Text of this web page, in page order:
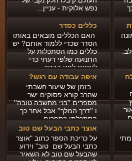
מעגל השנה
פינת הלכה
העומר
חסד
תפארת
נצח
יסוד
נפש אלוקית - עניין...
כללים כסדר
האם הכללים מובאים באותו
הסדר שכדי ללמוד אותם? יש
כללים כמו הסתכלות על
התנועה שלפי דעתי כדי
לעשות לפני הבטה...
איפה עבודה עם רגש?
בזמן של שיעור חשבתי
שהרב קורא פסוקים ישר
מספרים ''בני מחשבה טובה''
ו ''דרך המלך'' אבל אחר כך
הסתכלתי בספרים...
אוצר כתבי הבעל שם טוב
על כריכת הספר כתוב "אוצר
כתבי הבעל שם טוב” וידוע
שהבעל שם טוב לא השאיר